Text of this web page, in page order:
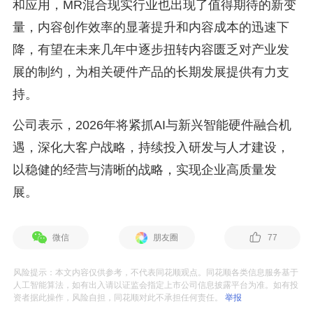
和应用，MR混合现实行业也出现了值得期待的新变
量，内容创作效率的显著提升和内容成本的迅速下
降，有望在未来几年中逐步扭转内容匮乏对产业发
展的制约，为相关硬件产品的长期发展提供有力支
持。
公司表示，2026年将紧抓AI与新兴智能硬件融合机
遇，深化大客户战略，持续投入研发与人才建设，
以稳健的经营与清晰的战略，实现企业高质量发
展。
微信 朋友圈 77
风险提示：本文内容仅供参考，不代表同花顺观点。同花顺各类信息服务基于
人工智能算法，如有出入请以证监会指定上市公司信息披露平台为准。如有投
资者据此操作，风险自担，同花顺对此不承担任何责任。举报